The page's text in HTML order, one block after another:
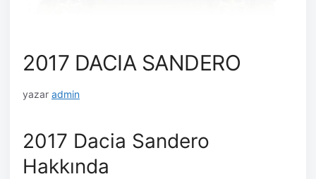
2017 DACIA SANDERO
yazar admin
2017 Dacia Sandero
Hakkında